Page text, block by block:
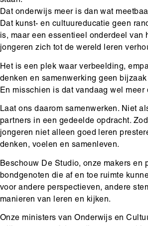
Dat onderwijs meer is dan wat
Dat kunst- en cultuureducatie geen
is, maar een essentieel onderdeel van
jongeren zich tot de wereld leren
Het is een plek waar verbeelding,
denken en samenwerking geen
En misschien is dat vandaag wel meer
Laat ons daarom samenwerken. Niet
partners in een gedeelde opdracht.
jongeren niet alleen goed leren
denken, voelen en samenleven.
Beschouw De Studio, onze makers en
bondgenoten die af en toe ruimte
voor andere perspectieven, andere
manieren van leren en kijken.
Onze ministers van Onderwijs en